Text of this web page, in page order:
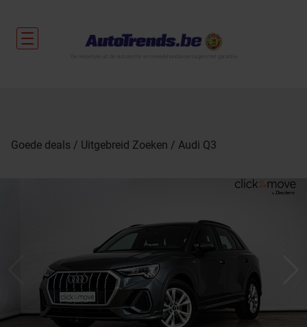
Goede deals Uitgebreid Zoeken Audi Q3